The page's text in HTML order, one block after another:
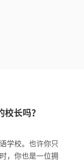
长吗？
学校。也许你只
，你也是一位拥